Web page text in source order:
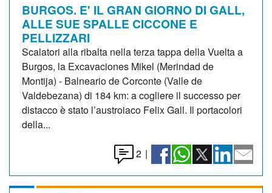
BURGOS. E' IL GRAN GIORNO DI GALL,
ALLE SUE SPALLE CICCONE E
PELLIZZARI
Scalatori alla ribalta nella terza tappa della Vuelta a
Burgos, la Excavaciones Mikel (Merindad de
Montija) - Balneario de Corconte (Valle de
Valdebezana) di 184 km: a cogliere il successo per
distacco è stato l’austroiaco Felix Gall. Il portacolori
della...
2 |